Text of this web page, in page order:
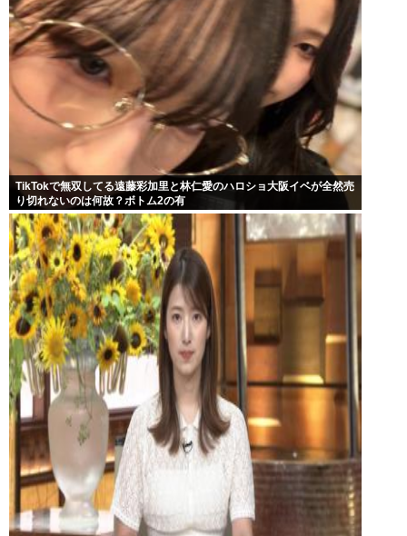
TikTokで無双してる遠藤彩加里と林仁愛のハロショ大阪イベが全然売
り切れないのは何故？ボトム2の有